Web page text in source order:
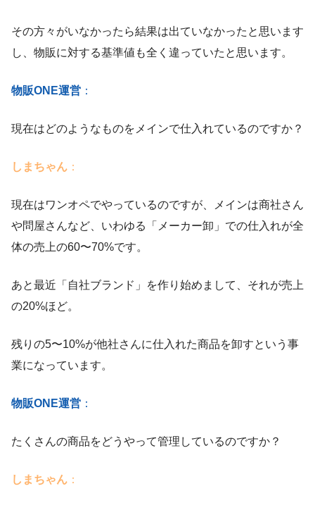
その方々がいなかったら結果は出ていなかったと思います
し、物販に対する基準値も全く違っていたと思います。
物販ONE運営 ：
現在はどのようなものをメインで仕入れているのですか？
しまちゃん ：
現在はワンオペでやっているのですが、メインは商社さん
や問屋さんなど、いわゆる「メーカー卸」での仕入れが全
体の売上の60〜70%です。
あと最近「自社ブランド」を作り始めまして、それが売上
の20%ほど。
残りの5〜10%が他社さんに仕入れた商品を卸すという事
業になっています。
物販ONE運営 ：
たくさんの商品をどうやって管理しているのですか？
しまちゃん ：